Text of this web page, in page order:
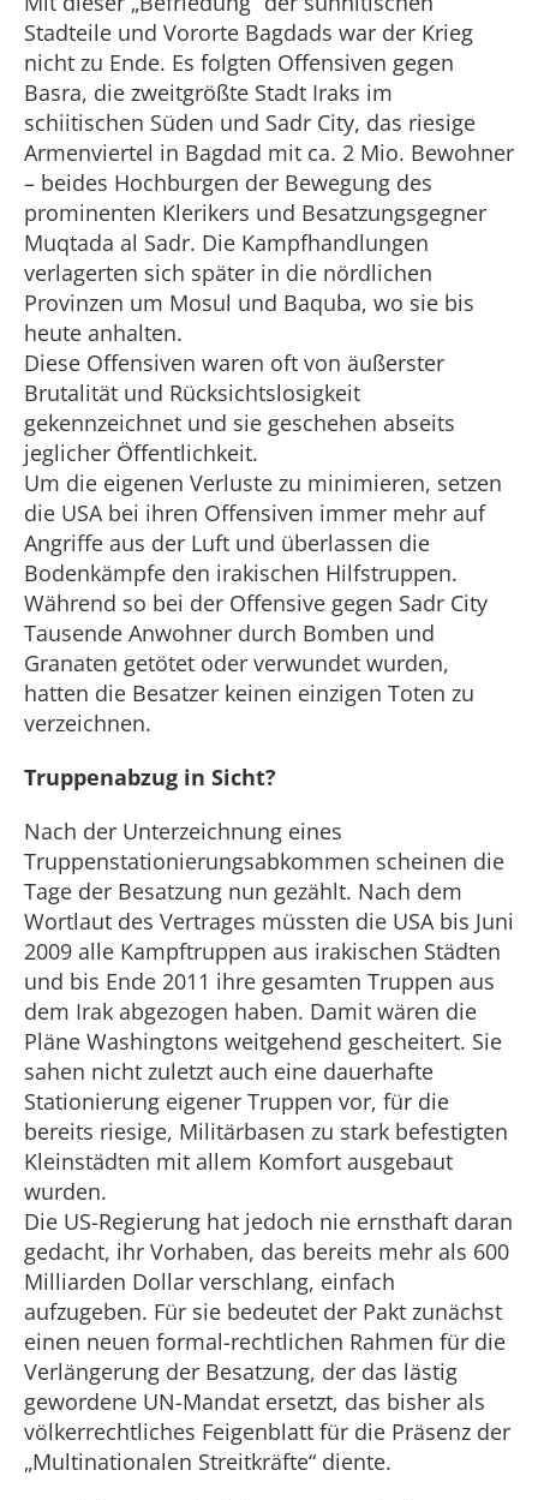
Stadteile und Vororte Bagdads war der Krieg
nicht zu Ende. Es folgten Offensiven gegen
Basra, die zweitgrößte Stadt Iraks im
schiitischen Süden und Sadr City, das riesige
Armenviertel in Bagdad mit ca. 2 Mio. Bewohner
– beides Hochburgen der Bewegung des
prominenten Klerikers und Besatzungsgegner
Muqtada al Sadr. Die Kampfhandlungen
verlagerten sich später in die nördlichen
Provinzen um Mosul und Baquba, wo sie bis
heute anhalten.
Diese Offensiven waren oft von äußerster
Brutalität und Rücksichtslosigkeit
gekennzeichnet und sie geschehen abseits
jeglicher Öffentlichkeit.
Um die eigenen Verluste zu minimieren, setzen
die USA bei ihren Offensiven immer mehr auf
Angriffe aus der Luft und überlassen die
Bodenkämpfe den irakischen Hilfstruppen.
Während so bei der Offensive gegen Sadr City
Tausende Anwohner durch Bomben und
Granaten getötet oder verwundet wurden,
hatten die Besatzer keinen einzigen Toten zu
verzeichnen.
Truppenabzug in Sicht?
Nach der Unterzeichnung eines
Truppenstationierungsabkommen scheinen die
Tage der Besatzung nun gezählt. Nach dem
Wortlaut des Vertrages müssten die USA bis Juni
2009 alle Kampftruppen aus irakischen Städten
und bis Ende 2011 ihre gesamten Truppen aus
dem Irak abgezogen haben. Damit wären die
Pläne Washingtons weitgehend gescheitert. Sie
sahen nicht zuletzt auch eine dauerhafte
Stationierung eigener Truppen vor, für die
bereits riesige, Militärbasen zu stark befestigten
Kleinstädten mit allem Komfort ausgebaut
wurden.
Die US-Regierung hat jedoch nie ernsthaft daran
gedacht, ihr Vorhaben, das bereits mehr als 600
Milliarden Dollar verschlang, einfach
aufzugeben. Für sie bedeutet der Pakt zunächst
einen neuen formal-rechtlichen Rahmen für die
Verlängerung der Besatzung, der das lästig
gewordene UN-Mandat ersetzt, das bisher als
völkerrechtliches Feigenblatt für die Präsenz der
„Multinationalen Streitkräfte“ diente.